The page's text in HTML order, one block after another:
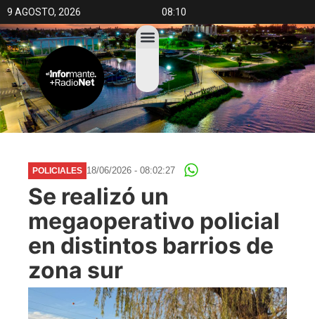
9 AGOSTO, 2026 08:10
POLICIALES 18/06/2026 - 08:02:27
Se realizó un
megaoperativo policial
en distintos barrios de
zona sur